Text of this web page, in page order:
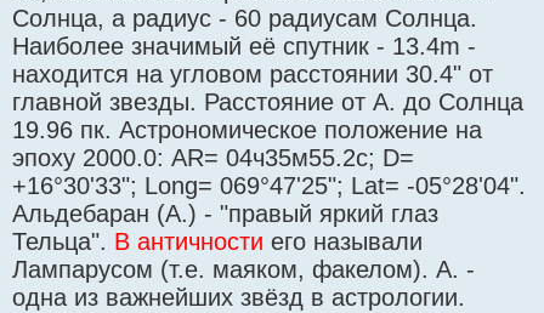
Солнца, а радиус - 60 радиусам Солнца.
Наиболее значимый её спутник - 13.4m -
находится на угловом расстоянии 30.4" от
главной звезды. Расстояние от А. до Солнца
19.96 пк. Астрономическое положение на
эпоху 2000.0: AR= 04ч35м55.2с; D=
+16°30'33"; Long= 069°47'25"; Lat= -05°28'04".
Альдебаран (А.) - "правый яркий глаз
Тельца". В античности его называли
Лампарусом (т.е. маяком, факелом). А. -
одна из важнейших звёзд в астрологии.